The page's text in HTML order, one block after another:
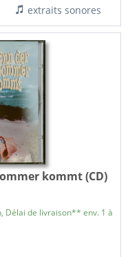
extraits sonores
kommt (CD)
Délai de livraison** env. 1 à